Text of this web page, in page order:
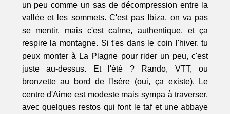
un peu comme un sas de décompression entre la
vallée et les sommets. C'est pas Ibiza, on va pas
se mentir, mais c'est calme, authentique, et ça
respire la montagne. Si t'es dans le coin l'hiver, tu
peux monter à La Plagne pour rider un peu, c'est
juste au-dessus. Et l'été ? Rando, VTT, ou
bronzette au bord de l'Isère (oui, ça existe). Le
centre d'Aime est modeste mais sympa à traverser,
avec quelques restos qui font le taf et une abbaye